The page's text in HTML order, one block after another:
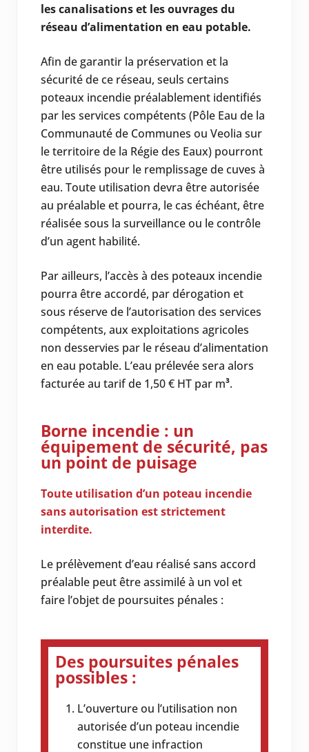
les canalisations et les ouvrages du
réseau d’alimentation en eau potable.
Afin de garantir la préservation et la
sécurité de ce réseau, seuls certains
poteaux incendie préalablement identifiés
par les services compétents (Pôle Eau de la
Communauté de Communes ou Veolia sur
le territoire de la Régie des Eaux) pourront
être utilisés pour le remplissage de cuves à
eau. Toute utilisation devra être autorisée
au préalable et pourra, le cas échéant, être
réalisée sous la surveillance ou le contrôle
d’un agent habilité.
Par ailleurs, l’accès à des poteaux incendie
pourra être accordé, par dérogation et
sous réserve de l’autorisation des services
compétents, aux exploitations agricoles
non desservies par le réseau d’alimentation
en eau potable. L’eau prélevée sera alors
facturée au tarif de 1,50 € HT par m³.
Borne incendie : un
équipement de sécurité, pas
un point de puisage
Toute utilisation d’un poteau incendie
sans autorisation est strictement
interdite.
Le prélèvement d’eau réalisé sans accord
préalable peut être assimilé à un vol et
faire l’objet de poursuites pénales :
Des poursuites pénales
possibles :
L’ouverture ou l’utilisation non
autorisée d’un poteau incendie
constitue une infraction